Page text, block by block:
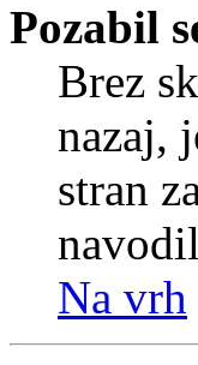
Pozabil
Brez
nazaj,
stran
Na vrh